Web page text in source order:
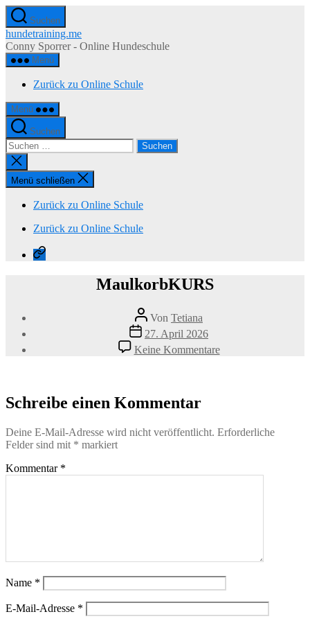
Zum
Inhalt
springen
Suchen
hundetraining.me
Conny Sporrer - Online Hundeschule
Menü
Zurück zu Online Schule
Menü
Suchen
Suchen
nach:
Suche
schließen
Menü schließen
Zurück zu Online Schule
Zurück zu Online Schule
Zurück
zu
MaulkorbKURS
Beitragsautor
Von Tetiana
Veröffentlichungsdatum
27. April 2026
Keine Kommentarezu
MaulkorbKURS
Schreibe einen Kommentar
Deine E-Mail-Adresse wird nicht veröffentlicht. Erforderliche
Felder sind mit * markiert
Kommentar *
Name *
E-Mail-Adresse *